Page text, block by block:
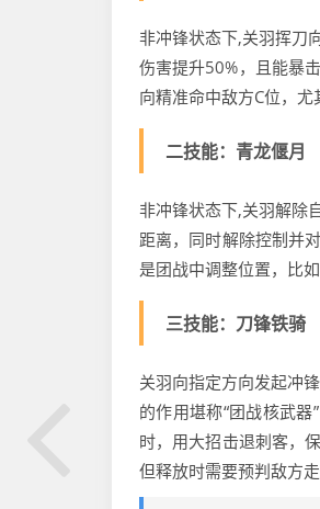
非冲锋状态下,关羽挥刀
伤害提升50%，且能暴
向精准命中敌方C位，尤
二技能：青龙偃月
非冲锋状态下,关羽解除
距离，同时解除控制并
是团战中调整位置，比
三技能：刀锋铁骑
关羽向指定方向发起冲
的作用堪称“团战核武
时，用大招击退刺客，
但释放时需要预判敌方